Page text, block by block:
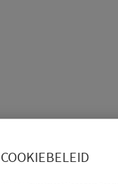
COOKIEBELEID